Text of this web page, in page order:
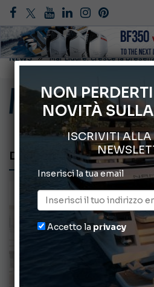
ABOFA 2026: la
Cannes Yachting Festival 2026:
Montecristo Yachting,
Giovanna Vitelli nuova
DOLCE VITA
NON
NOVITÀ
ISCRIVITI
Inserisci la tua email
Accetto la privacy